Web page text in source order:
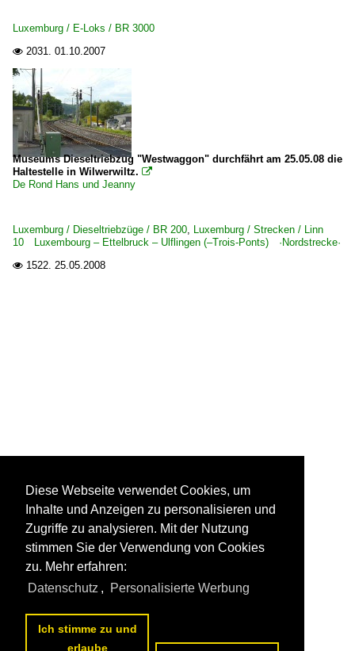
Luxemburg / E-Loks / BR 3000
 2031. 01.10.2007
Museums Dieseltriebzug "Westwaggon" durchfährt am 25.05.08 die
Haltestelle in Wilwerwiltz. 
De Rond Hans und Jeanny
Luxemburg / Dieseltriebzüge / BR 200, Luxemburg / Strecken / Linn
10 Luxembourg – Ettelbruck – Ulflingen (–Trois-Ponts) ·Nordstrecke·
 1522. 25.05.2008
Diese Webseite verwendet Cookies, um
Inhalte und Anzeigen zu personalisieren und
Zugriffe zu analysieren. Mit der Nutzung
stimmen Sie der Verwendung von Cookies
zu. Mehr erfahren:
Datenschutz , Personalisierte Werbung
Ich stimme zu und
erlaube